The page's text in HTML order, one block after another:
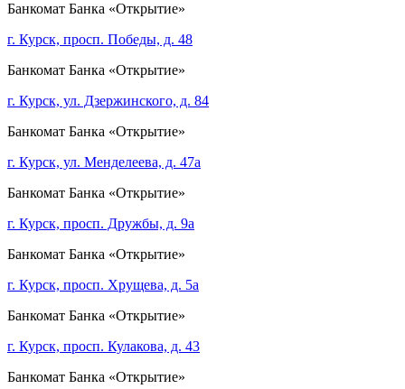
Банкомат Банка «Открытие»
г. Курск, просп. Победы, д. 48
Банкомат Банка «Открытие»
г. Курск, ул. Дзержинского, д. 84
Банкомат Банка «Открытие»
г. Курск, ул. Менделеева, д. 47а
Банкомат Банка «Открытие»
г. Курск, просп. Дружбы, д. 9а
Банкомат Банка «Открытие»
г. Курск, просп. Хрущева, д. 5а
Банкомат Банка «Открытие»
г. Курск, просп. Кулакова, д. 43
Банкомат Банка «Открытие»